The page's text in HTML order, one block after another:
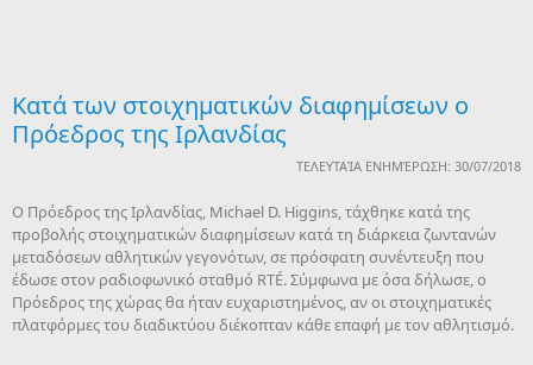
Κατά των στοιχηματικών διαφημίσεων ο
Πρόεδρος της Ιρλανδίας
ΤΕΛΕΥΤΑΊΑ ΕΝΗΜΈΡΩΣΗ: 30/07/2018
Ο Πρόεδρος της Ιρλανδίας, Michael D. Higgins, τάχθηκε κατά της
προβολής στοιχηματικών διαφημίσεων κατά τη διάρκεια ζωντανών
μεταδόσεων αθλητικών γεγονότων, σε πρόσφατη συνέντευξη που
έδωσε στον ραδιοφωνικό σταθμό RTÉ. Σύμφωνα με όσα δήλωσε, ο
Πρόεδρος της χώρας θα ήταν ευχαριστημένος, αν οι στοιχηματικές
πλατφόρμες του διαδικτύου διέκοπταν κάθε επαφή με τον αθλητισμό.